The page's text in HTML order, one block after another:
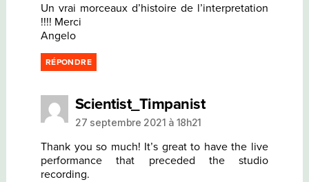
Un vrai morceaux d’histoire de l’interpretation
!!!! Merci
Angelo
RÉPONDRE
Scientist_Timpanistdit :
27 septembre 2021 à 18h21
Thank you so much! It’s great to have the live
performance that preceded the studio
recording.